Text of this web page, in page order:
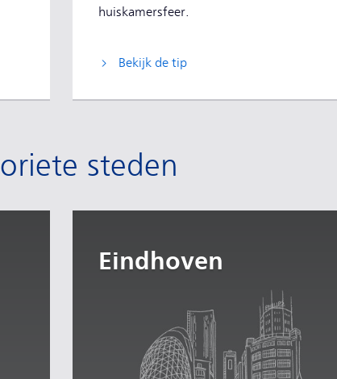
huiskamersfeer.
Bekijk de tip
steden
Eindhoven